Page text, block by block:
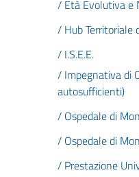
/ Età Evolutiva e
/ Hub Territoriale
/ I.S.E.E.
/ Impegnativa di
autosufficienti)
/ Ospedale di
/ Ospedale di
/ Prestazione